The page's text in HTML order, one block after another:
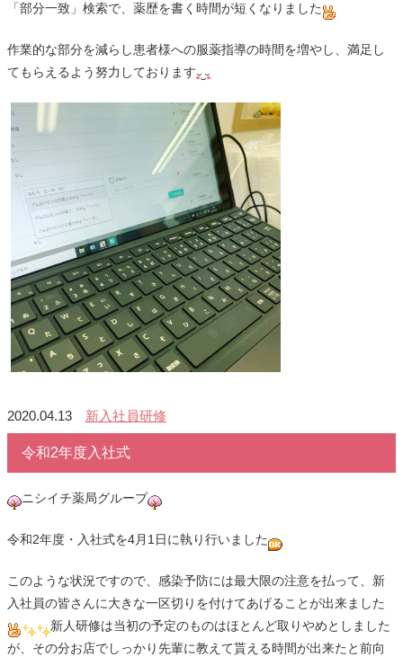
「部分一致」検索で、薬歴を書く時間が短くなりました
作業的な部分を減らし患者様への服薬指導の時間を増やし、満足し
てもらえるよう努力しております
2020.04.13 新入社員研修
令和2年度入社式
ニシイチ薬局グループ
令和2年度・入社式を4月1日に執り行いました
このような状況ですので、感染予防には最大限の注意を払って、新
入社員の皆さんに大きな一区切りを付けてあげることが出来ました
新人研修は当初の予定のものはほとんど取りやめとしました
が、その分お店でしっかり先輩に教えて貰える時間が出来たと前向